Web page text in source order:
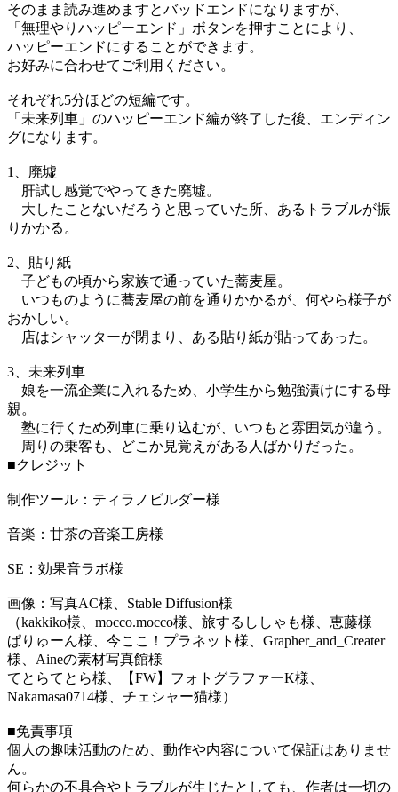
そのまま読み進めますとバッドエンドになりますが、
「無理やりハッピーエンド」ボタンを押すことにより、
ハッピーエンドにすることができます。
お好みに合わせてご利用ください。
それぞれ5分ほどの短編です。
「未来列車」のハッピーエンド編が終了した後、エンディン
グになります。
1、廃墟
肝試し感覚でやってきた廃墟。
大したことないだろうと思っていた所、あるトラブルが振
りかかる。
2、貼り紙
子どもの頃から家族で通っていた蕎麦屋。
いつものように蕎麦屋の前を通りかかるが、何やら様子が
おかしい。
店はシャッターが閉まり、ある貼り紙が貼ってあった。
3、未来列車
娘を一流企業に入れるため、小学生から勉強漬けにする母
親。
塾に行くため列車に乗り込むが、いつもと雰囲気が違う。
周りの乗客も、どこか見覚えがある人ばかりだった。
■クレジット
制作ツール：ティラノビルダー様
音楽：甘茶の音楽工房様
SE：効果音ラボ様
画像：写真AC様、Stable Diffusion様
（kakkiko様、mocco.mocco様、旅するししゃも様、恵藤様
ぱりゅーん様、今ここ！プラネット様、Grapher_and_Creater
様、Aineの素材写真館様
てとらてとら様、【FW】フォトグラファーK様、
Nakamasa0714様、チェシャー猫様）
■免責事項
個人の趣味活動のため、動作や内容について保証はありませ
ん。
何らかの不具合やトラブルが生じたとしても、作者は一切の